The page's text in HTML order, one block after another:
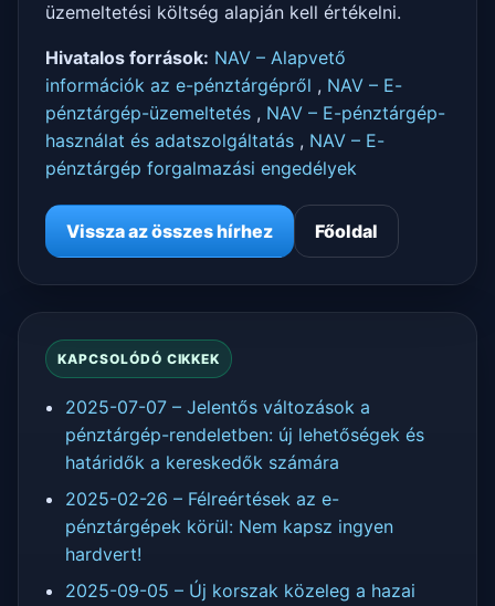
üzemeltetési költség alapján kell értékelni.
Hivatalos források: NAV – Alapvető
információk az e-pénztárgépről , NAV – E-
pénztárgép-üzemeltetés , NAV – E-pénztárgép-
használat és adatszolgáltatás , NAV – E-
pénztárgép forgalmazási engedélyek
Vissza az összes hírhez Főoldal
KAPCSOLÓDÓ CIKKEK
2025-07-07 – Jelentős változások a
pénztárgép-rendeletben: új lehetőségek és
határidők a kereskedők számára
2025-02-26 – Félreértések az e-
pénztárgépek körül: Nem kapsz ingyen
hardvert!
2025-09-05 – Új korszak közeleg a hazai